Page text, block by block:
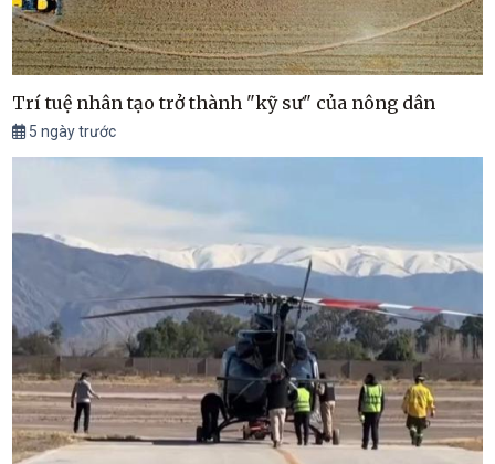
Trí tuệ nhân tạo trở thành "kỹ sư" của nông dân
5 ngày trước